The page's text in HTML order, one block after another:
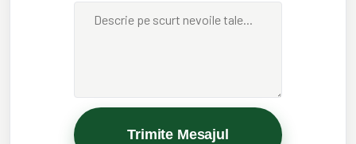
Trimite Mesajul